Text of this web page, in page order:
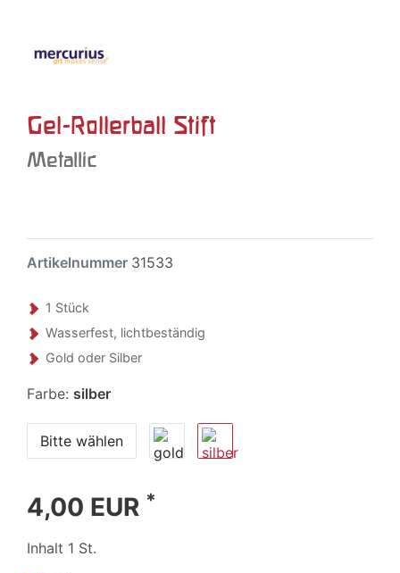
Gel-Rollerball Stift
Metallic
Artikelnummer 31533
1 Stück
Wasserfest, lichtbeständig
Gold oder Silber
Farbe: silber
Bitte wählen
4,00 EUR *
Inhalt 1 St.